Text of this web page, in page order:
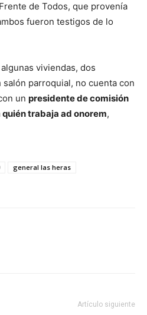
de Todos, que provenía
fueron testigos de lo
viviendas, dos
parroquial, no cuenta con
un presidente de comisión
trabaja ad onorem,
general las heras
Artículo siguiente